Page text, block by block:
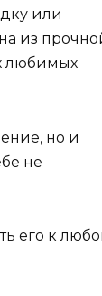
или
из
любимых
но и
не
его к